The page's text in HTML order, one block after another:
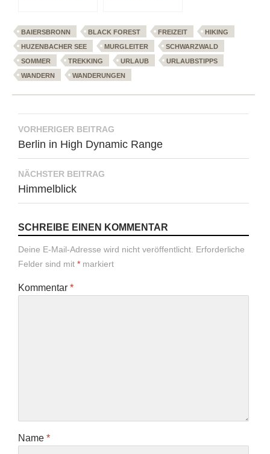
BAIERSBRONN BLACK FOREST FREIZEIT
HIKING
HUZENBACHER SEE
MURGLEITER
SCHWARZWALD
SOMMER
TREKKING URLAUB
URLAUBSTIPPS
WANDERN
WANDERUNGEN
Beitragsnavigation
VORHERIGER BEITRAG
Berlin in High Dynamic Range
NÄCHSTER BEITRAG
Himmelblick
SCHREIBE EINEN KOMMENTAR
Deine E-Mail-Adresse wird nicht veröffentlicht. Erforderliche
Felder sind mit * markiert
Kommentar *
Name *